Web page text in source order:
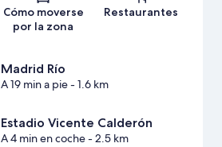
Cómo moverse
por la zona
Restaurantes
Madrid Río
A 19 min a pie- 1.6 km
Estadio Vicente Calderón
A 4 min en coche- 2.5 km